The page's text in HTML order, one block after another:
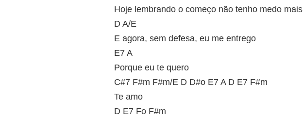
Hoje lembrando o começo não tenho medo mais
D A/E
E agora, sem defesa, eu me entrego
E7 A
Porque eu te quero
C#7 F#m F#m/E D D#o E7 A D E7 F#m
Te amo
D E7 Fo F#m